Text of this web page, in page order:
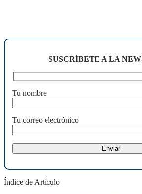
SUSCRÍBETE A LA
Tu nombre
Tu correo electrónico
Índice de Artículo